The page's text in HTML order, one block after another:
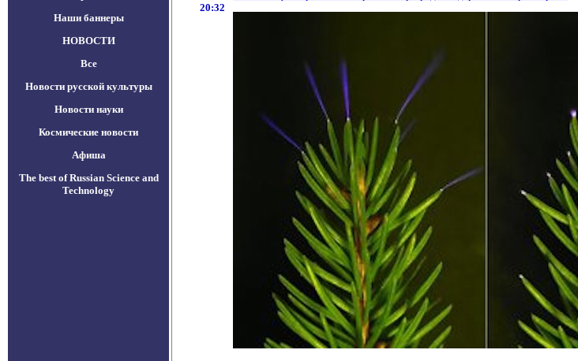
Наши баннеры
НОВОСТИ
Все
Новости русской культуры
Новости науки
Космические новости
Афиша
The best of Russian Science and
Technology
20:32